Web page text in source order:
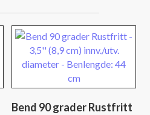
Bend 90 grader Rustfritt